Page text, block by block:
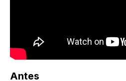
Antes